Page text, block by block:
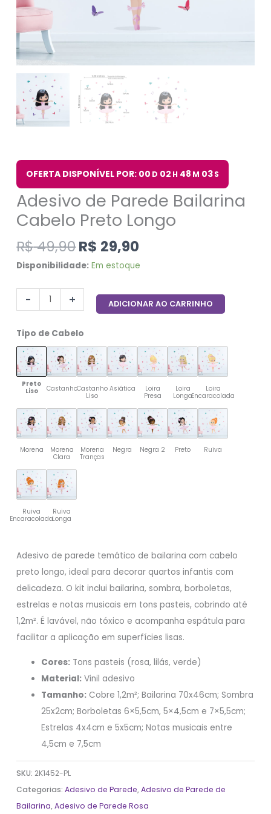
OFERTA DISPONÍVEL POR: 00 D 02 H 48 M 03S
Adesivo de Parede Bailarina
Cabelo Preto Longo
R$49,90R$ 29,90
Disponibilidade: Em estoque
- + ADICIONAR AO CARRINHO
Tipo de Cabelo
Preto
Liso
CastanhoCastanho
Liso
Asiática
Loira
Presa
Loira
Longa
Loira
Encaracolada
Morena
Morena
Clara
Morena
Tranças
Negra Negra 2 Preto Ruiva
Ruiva
Encaracolada
Ruiva
Longa
Adesivo de parede temático de bailarina com cabelo
preto longo, ideal para decorar quartos infantis com
delicadeza. O kit inclui bailarina, sombra, borboletas,
estrelas e notas musicais em tons pasteis, cobrindo até
1,2m². É lavável, não tóxico e acompanha espátula para
facilitar a aplicação em superfícies lisas.
Cores: Tons pasteis (rosa, lilás, verde)
Material: Vinil adesivo
Tamanho: Cobre 1,2m²; Bailarina 70x46cm; Sombra
25x2cm; Borboletas 6×5,5cm, 5×4,5cm e 7×5,5cm;
Estrelas 4x4cm e 5x5cm; Notas musicais entre
4,5cm e 7,5cm
SKU: 2K1452-PL
Categorias:Adesivo de Parede,Adesivo de Parede de
Bailarina,Adesivo de Parede Rosa